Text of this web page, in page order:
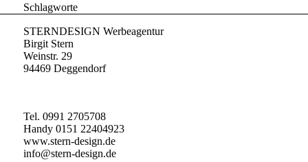
Schlagworte
STERNDESIGN Werbeagentur
Birgit Stern
Weinstr. 29
94469 Deggendorf
Tel. 0991 2705708
Handy 0151 22404923
www.stern-design.de
info@stern-design.de